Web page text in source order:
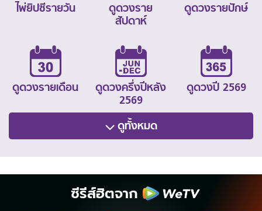
ไพ่ยิปซีรายวัน
ดูดวงราย
สัปดาห์
ดูดวงรายปักษ์
ดูดวงรายเดือน
ดูดวงครึ่งปีหลัง
2569
ดูดวงปี 2569
ดูทั้งหมด
ซีรีส์ฮิตจาก